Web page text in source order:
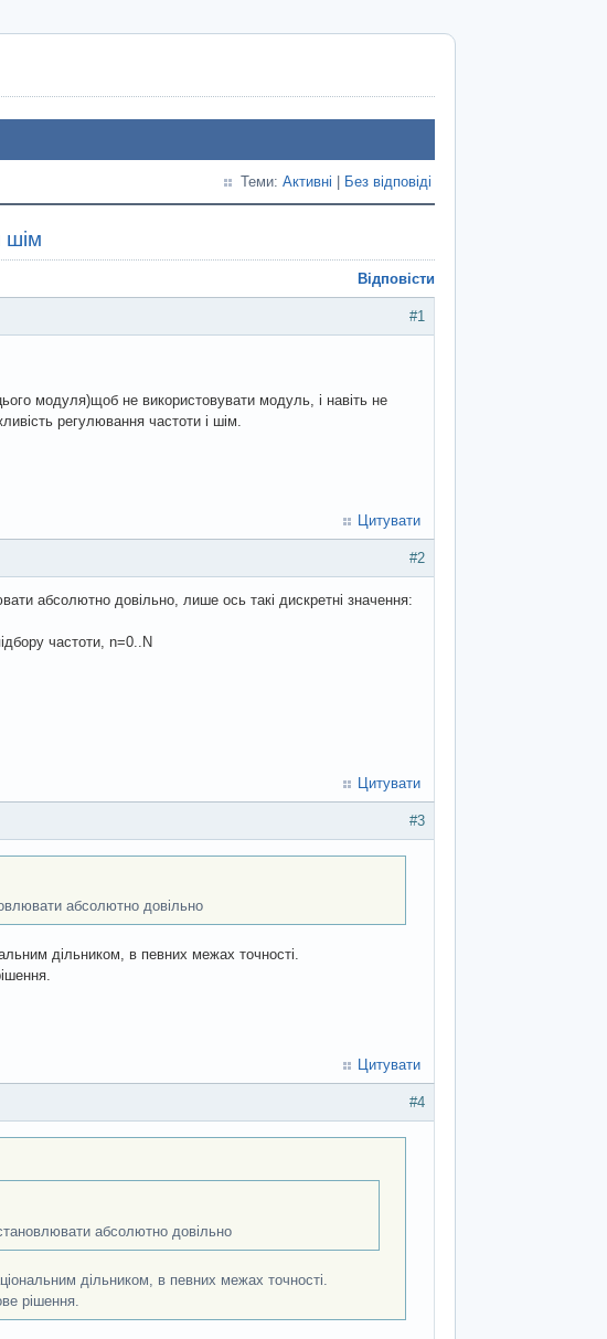
Теми: Активні Без відповіді
шім
Відповісти
#1
модуля)щоб не використовувати модуль, і навіть не
регулювання частоти і шім.
Цитувати
#2
абсолютно довільно, лише ось такі дискретні значення:
частоти, n=0..N
Цитувати
#3
абсолютно довільно
дільником, в певних межах точності.
Цитувати
#4
абсолютно довільно
дільником, в певних межах точності.
рішення.